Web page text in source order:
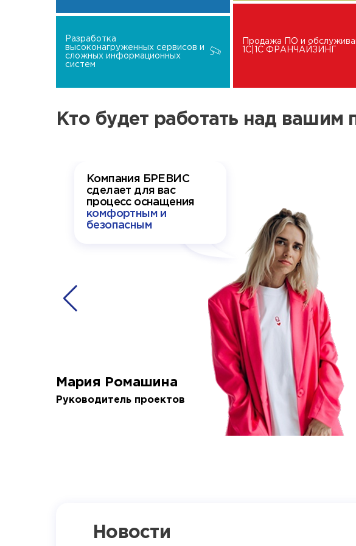
Разработка
высоконагруженных сервисов и
сложных информационных
систем
Продажа ПО и
1C|1C ФРАНЧАЙЗИНГ
Кто будет работать над вашим
Компания БРЕВИС
сделает для вас
процесс оснащения
комфортным и
безопасным
Мария Ромашина
Руководитель проектов
Новости